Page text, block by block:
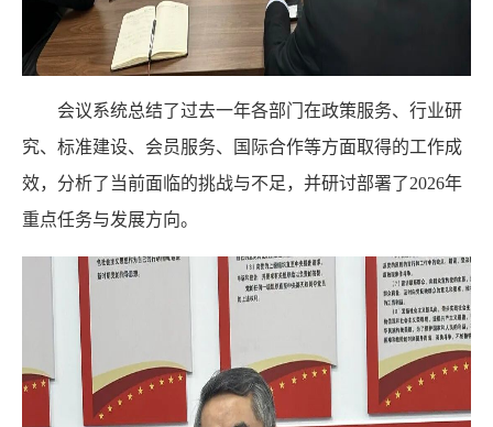
会议系统总结了过去一年各部门在政策服务、行业研
究、标准建设、会员服务、国际合作等方面取得的工作成
效，分析了当前面临的挑战与不足，并研讨部署了2026年
重点任务与发展方向。